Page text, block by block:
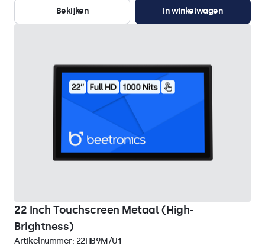
Bekijken
In winkelwagen
22 Inch Touchscreen Metaal (High-
Brightness)
Artikelnummer: 22HB9M/U1